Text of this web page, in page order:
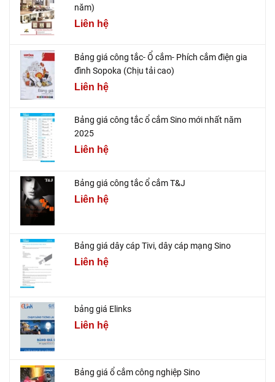
năm)
Liên hệ
Bảng giá công tắc- Ổ cắm- Phích cắm điện gia
đình Sopoka (Chịu tải cao)
Liên hệ
Bảng giá công tắc ổ cắm Sino mới nhất năm
2025
Liên hệ
Bảng giá công tắc ổ cắm T&J
Liên hệ
Bảng giá dây cáp Tivi, dây cáp mạng Sino
Liên hệ
bảng giá Elinks
Liên hệ
Bảng giá ổ cắm công nghiệp Sino